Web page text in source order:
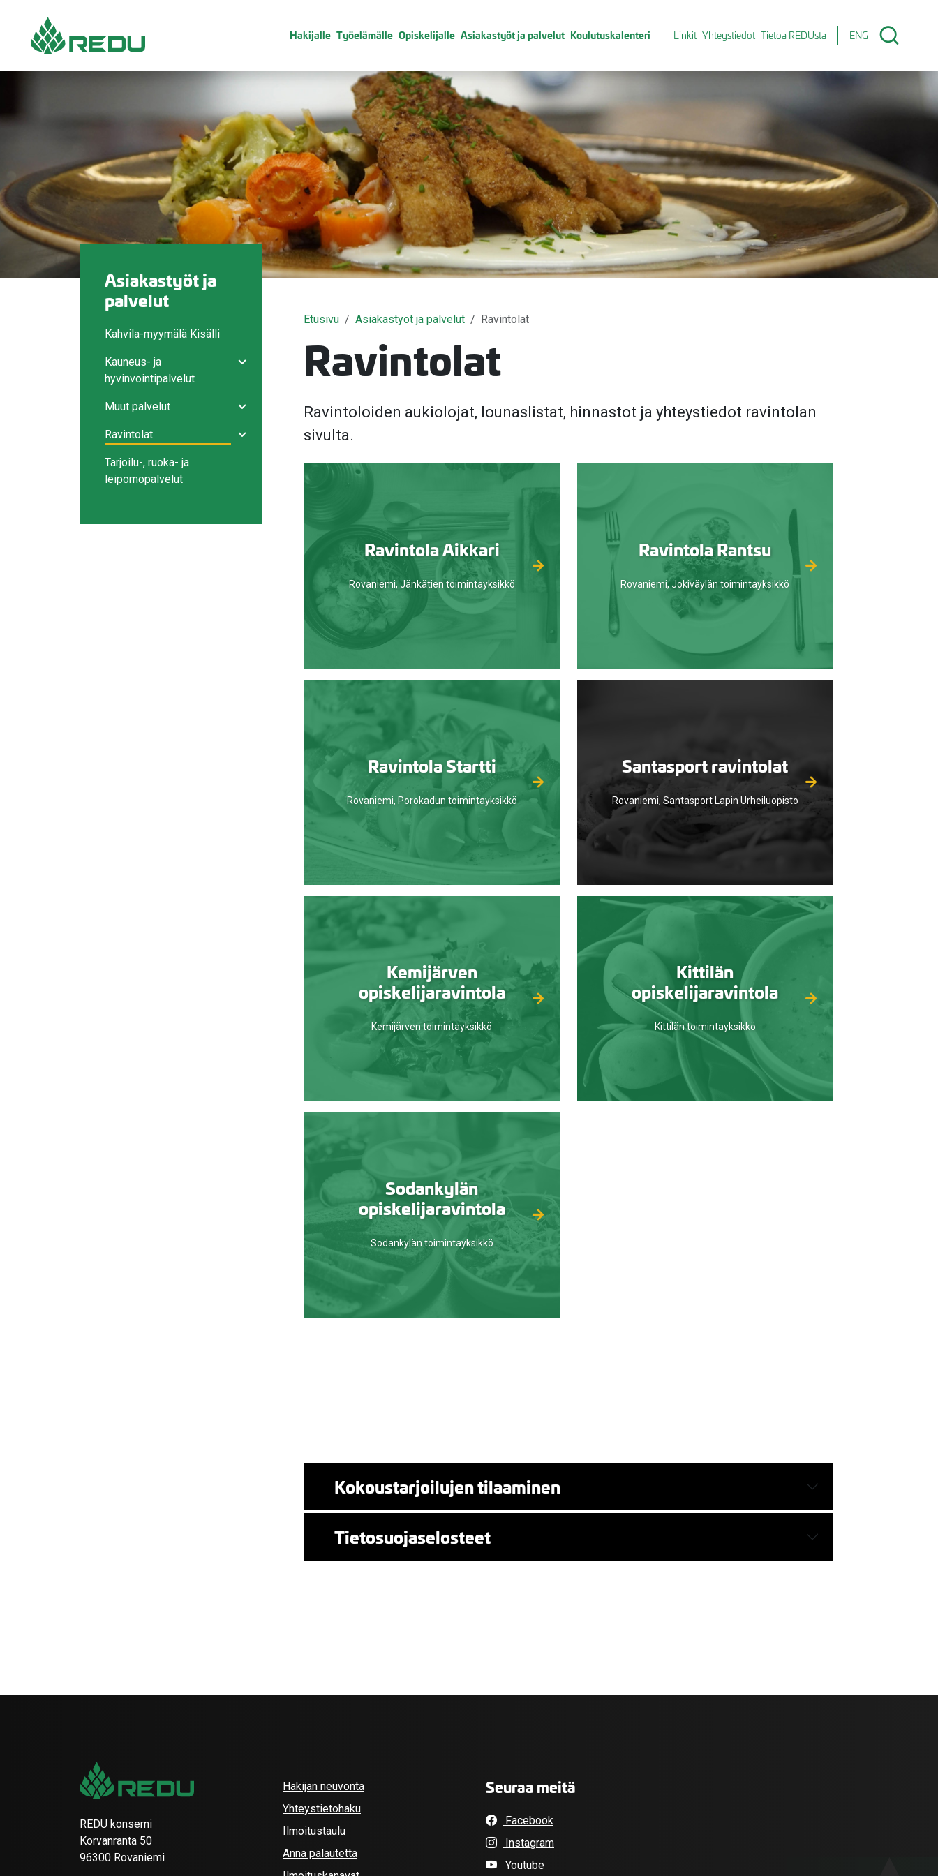
Hakijalle Työelämälle Opiskelijalle Asiakastyöt ja palvelut Koulutuskalenteri Linkit Yhteystiedot Tietoa REDUsta ENG
Asiakastyöt ja
palvelut
Kahvila-myymälä Kisälli
Avaa/sulje alavalikko
Kauneus- ja
hyvinvointipalvelut
Avaa/sulje alavalikko
Muut palvelut
Avaa/sulje alavalikko
Ravintolat
Tarjoilu-, ruoka- ja
leipomopalvelut
Etusivu Asiakastyöt ja palvelut Ravintolat
Ravintolat
Ravintoloiden aukiolojat, lounaslistat, hinnastot ja yhteystiedot ravintolan
sivulta.
Ravintola Aikkari
Rovaniemi, Jänkätien toimintayksikkö
Ravintola Rantsu
Rovaniemi, Jokiväylän toimintayksikkö
Ravintola Startti
Rovaniemi, Porokadun toimintayksikkö
Santasport ravintolat
Rovaniemi, Santasport Lapin Urheiluopisto
Kemijärven
opiskelijaravintola
Kemijärven toimintayksikkö
Kittilän
opiskelijaravintola
Kittilän toimintayksikkö
Sodankylän
opiskelijaravintola
Sodankylän toimintayksikkö
Kokoustarjoilujen tilaaminen
Tietosuojaselosteet
REDU konserni
Korvanranta 50
96300 Rovaniemi
Hakijan neuvonta
Yhteystietohaku
Ilmoitustaulu
Anna palautetta
Seuraa meitä
Facebook
Instagram
Youtube